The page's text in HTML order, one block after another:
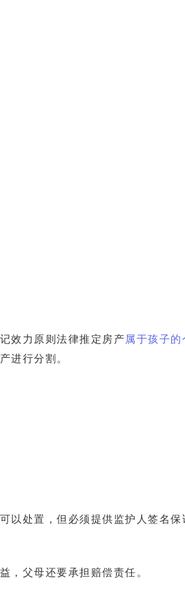
效力原则法律推定房产属于孩子的
进行分割。
以处置，但必须提供监护人签名保
，父母还要承担赔偿责任。